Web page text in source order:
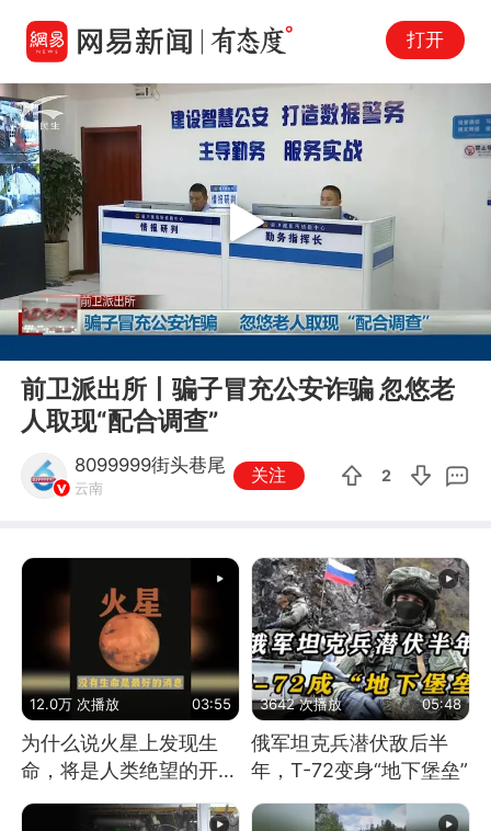
打开
00:00
Play
前卫派出所丨骗子冒充公安诈骗 忽悠老
人取现“配合调查”
8099999街头巷尾
云南
关注 2
12.0万 次播放 03:55
为什么说火星上发现生
命，将是人类绝望的开
始？
3642 次播放 05:48
俄军坦克兵潜伏敌后半
年，T-72变身“地下堡垒”